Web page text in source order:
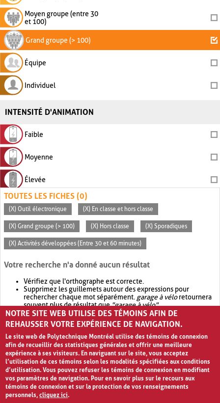
Moyen groupe (entre 30
et 100)
Grand groupe (> 100)
Équipe
Individuel
INTENSITÉ D'ANIMATION
Faible
Moyenne
Élevée
TOUTES LES FICHES (0)
(X) Outil électronique (X) En classe et hors classe
(X) Grand groupe (> 100) (X) Hors classe (X) Sporadiques
(X) Activités développées (Entre 30 et 60 minutes)
Votre recherche n'a donné aucun résultat
Vérifiez que l'orthographe est correcte.
Supprimez les guillemets autour des expressions pour
rechercher chaque mot séparément. garage à véloretournera
souvent plus de résultat que"garage à vélo".
Envisagez d'élargir votre recherche avec OR.garage OR vélo
retournera souvent plus de résultat quegarage à vélo
NOTRE SITE WEB UTILISE DES TÉMOINS AFIN DE
REHAUSSER VOTRE EXPÉRIENCE DE NAVIGATION.
Le site web de Polytechnique Montréal utilise des témoins de connexion
afin de recueillir des statistiques générales et offrir une meilleure
expérience à ses visiteurs. En naviguant sur le site, vous acceptez
l’utilisation de ces témoins selon les modalités spécifiées aux conditions
d’utilisation. Vous pouvez refuser les témoins de connexion en modifiant
vos paramètres de navigation. Pour en savoir plus sur le recours aux
témoins de connexion et sur la protection de vos renseignements
personnels,cliquez ici.